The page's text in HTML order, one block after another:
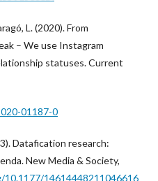
L. (2020). From
– We use Instagram
statuses. Current
01187-0
Datafication research:
New Media & Society,
14614448211046616